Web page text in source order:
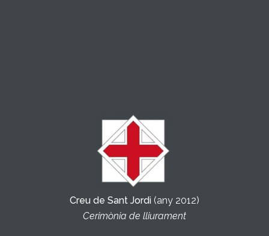
Creu de Sant Jordi (any 2012)
Cerimònia de lliurament